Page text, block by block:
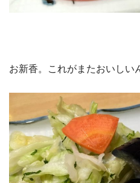
お新香。これがまたおいしい